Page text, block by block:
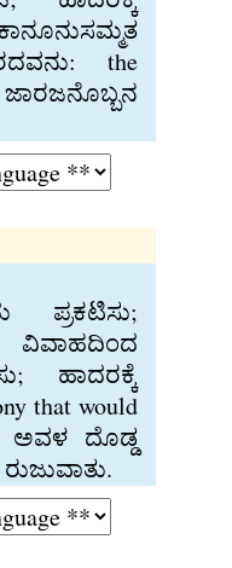
the
ಜಾರಜನೊಬ್ಬನ
ಪ್ರಕಟಿಸು;
ಹಾದರಕ್ಕೆ
that would
ಅವಳ ದೊಡ್ಡ